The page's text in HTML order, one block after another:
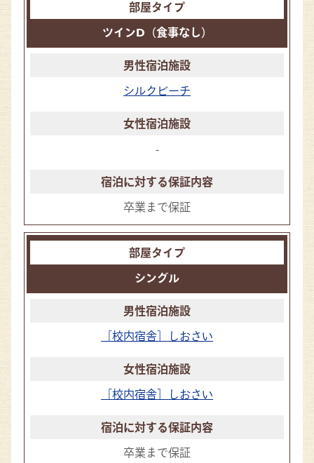
ツインD（食事なし）
シルクビーチ
-
卒業まで保証
シングル
［校内宿舎］しおさい
［校内宿舎］しおさい
卒業まで保証